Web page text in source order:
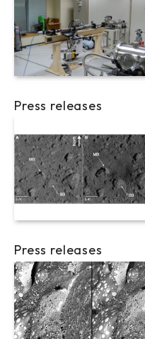
Press releases
Press releases